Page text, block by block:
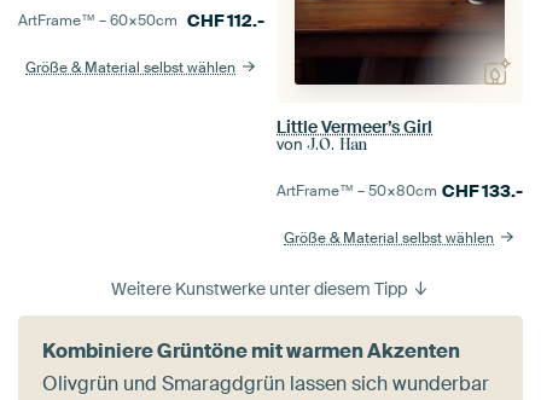
ArtFrame™ –60×50cm CHF112.-
Größe & Material selbst wählen
Little Vermeer’s Girl
von J.O. Han
ArtFrame™ –50×80cm CHF133.-
Größe & Material selbst wählen
Weitere Kunstwerke unter diesem Tipp
Kombiniere Grüntöne mit warmen Akzenten
Olivgrün und Smaragdgrün lassen sich wunderbar